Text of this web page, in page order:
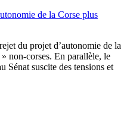
de la Corse plus
du projet d’autonomie de la
non-corses. En parallèle, le
Sénat suscite des tensions et